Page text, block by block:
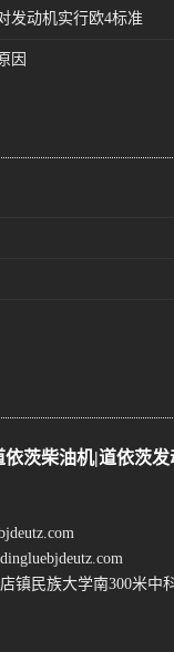
发动机实行欧4标准
因
茨柴油机|道依茨
镇民族大学南300米中